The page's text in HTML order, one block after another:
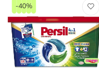
-40%